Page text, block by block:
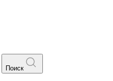
Поиск